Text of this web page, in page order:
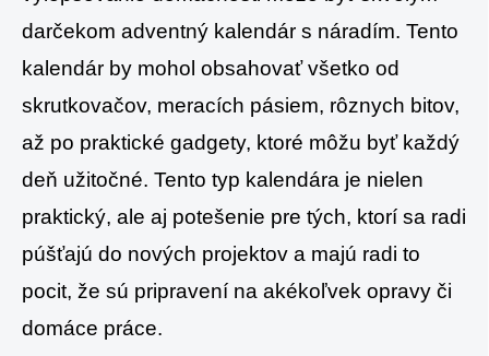
darčekom adventný kalendár s náradím. Tento
kalendár by mohol obsahovať všetko od
skrutkovačov, meracích pásiem, rôznych bitov,
až po praktické gadgety, ktoré môžu byť každý
deň užitočné. Tento typ kalendára je nielen
praktický, ale aj potešenie pre tých, ktorí sa radi
púšťajú do nových projektov a majú radi to
pocit, že sú pripravení na akékoľvek opravy či
domáce práce.